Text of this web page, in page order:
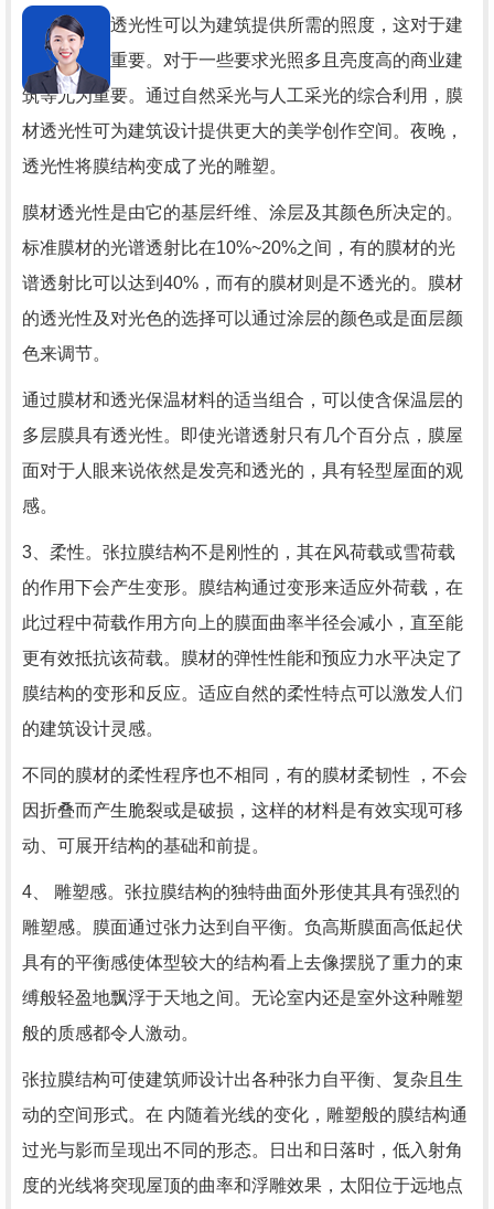
一。膜材的透光性可以为建筑提供所需的照度，这对于建
筑节能十分重要。对于一些要求光照多且亮度高的商业建
筑等尤为重要。通过自然采光与人工采光的综合利用，膜
材透光性可为建筑设计提供更大的美学创作空间。夜晚，
透光性将膜结构变成了光的雕塑。
膜材透光性是由它的基层纤维、涂层及其颜色所决定的。
标准膜材的光谱透射比在10%~20%之间，有的膜材的光
谱透射比可以达到40%，而有的膜材则是不透光的。膜材
的透光性及对光色的选择可以通过涂层的颜色或是面层颜
色来调节。
通过膜材和透光保温材料的适当组合，可以使含保温层的
多层膜具有透光性。即使光谱透射只有几个百分点，膜屋
面对于人眼来说依然是发亮和透光的，具有轻型屋面的观
感。
3、柔性。张拉膜结构不是刚性的，其在风荷载或雪荷载
的作用下会产生变形。膜结构通过变形来适应外荷载，在
此过程中荷载作用方向上的膜面曲率半径会减小，直至能
更有效抵抗该荷载。 膜材的弹性性能和预应力水平决定了
膜结构的变形和反应。适应自然的柔性特点可以激发人们
的建筑设计灵感。
不同的膜材的柔性程序也不相同，有的膜材柔韧性 ，不会
因折叠而产生脆裂或是破损，这样的材料是有效实现可移
动、可展开结构的基础和前提。
4、 雕塑感。张拉膜结构的独特曲面外形使其具有强烈的
雕塑感。膜面通过张力达到自平衡。负高斯膜面高低起伏
具有的平衡感使体型较大的结构看上去像摆脱了重力的束
缚般轻盈地飘浮于天地之间。无论室内还是室外这种雕塑
般的质感都令人激动。
张拉膜结构可使建筑师设计出各种张力自平衡、复杂且生
动的空间形式。在 内随着光线的变化，雕塑般的膜结构通
过光与影而呈现出不同的形态。日出和日落时，低入射角
度的光线将突现屋顶的曲率和浮雕效果，太阳位于远地点